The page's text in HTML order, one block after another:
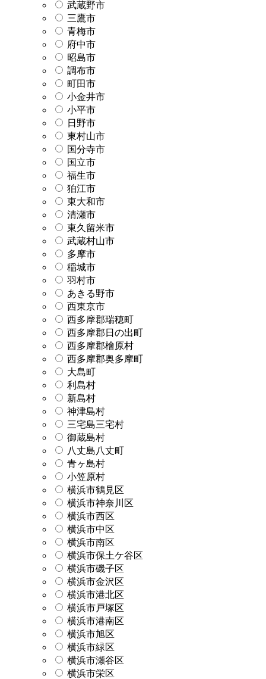
武蔵野市
三鷹市
青梅市
府中市
昭島市
調布市
町田市
小金井市
小平市
日野市
東村山市
国分寺市
国立市
福生市
狛江市
東大和市
清瀬市
東久留米市
武蔵村山市
多摩市
稲城市
羽村市
あきる野市
西東京市
西多摩郡瑞穂町
西多摩郡日の出町
西多摩郡檜原村
西多摩郡奥多摩町
大島町
利島村
新島村
神津島村
三宅島三宅村
御蔵島村
八丈島八丈町
青ヶ島村
小笠原村
横浜市鶴見区
横浜市神奈川区
横浜市西区
横浜市中区
横浜市南区
横浜市保土ケ谷区
横浜市磯子区
横浜市金沢区
横浜市港北区
横浜市戸塚区
横浜市港南区
横浜市旭区
横浜市緑区
横浜市瀬谷区
横浜市栄区